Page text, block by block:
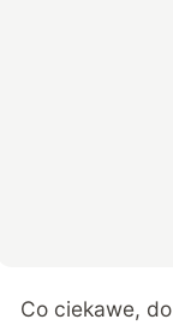
Co ciekawe,